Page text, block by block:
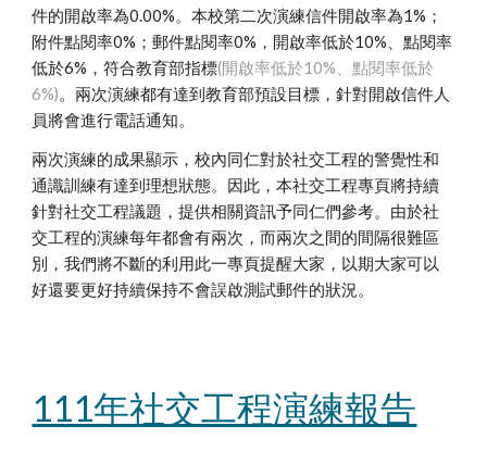
件的開啟率為0.00%。本校第二次演練信件開啟率為1%；
附件點閱率0%；郵件點閱率0%，開啟率低於10%、點閱率
低於6%，符合教育部指標(開啟率低於10%、點閱率低於
6%)。兩次演練都有達到教育部預設目標 ，針對開啟信件人
員將會進行電話通知。
兩次演練的成果顯示 ，校內同仁對於社交工程的警覺性和
通識訓練有達到理想狀態。因此，本社交工程專頁將持續
針對社交工程議題，提供相關資訊予同仁們參考。由於社
交工程的演練每年都會有兩次，而兩次之間的間隔很難區
別 ，我們將不斷的利用此一專頁提醒大家，以期大家可以
好還要更好持續保持不會誤啟測試郵件的狀況。
111年社交工程演練報告